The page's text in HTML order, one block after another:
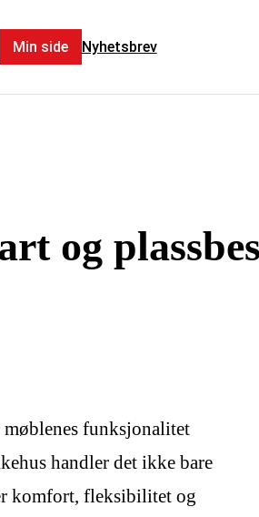
Min side Nyhetsbrev
og
møblenes funksjonalitet
handler det ikke bare
komfort, fleksibilitet og